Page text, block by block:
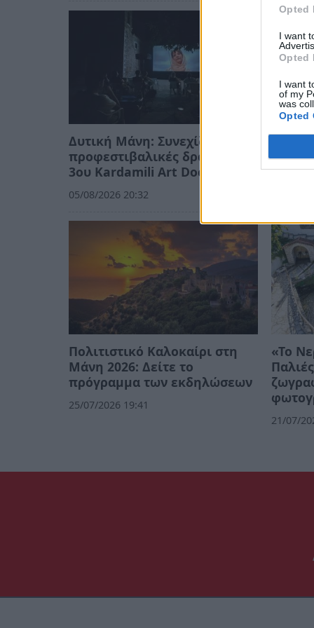
Opted
I want
Opted
I want
of my
was
Opted
Δυτική Μάνη: Συνεχίζονται οι
προφεστιβαλικές δράσεις του
3ου Kardamili Art Doc Festival
05/08/2026 20:32
και
Πολιτιστικό Καλοκαίρι στη
Μάνη 2026: Δείτε το
πρόγραμμα των εκδηλώσεων
25/07/2026 19:41
«Το
21/07/